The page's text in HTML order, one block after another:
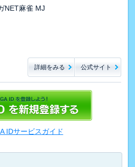
NET麻雀 MJ
詳細をみる 公式サイト
IDサービスガイド